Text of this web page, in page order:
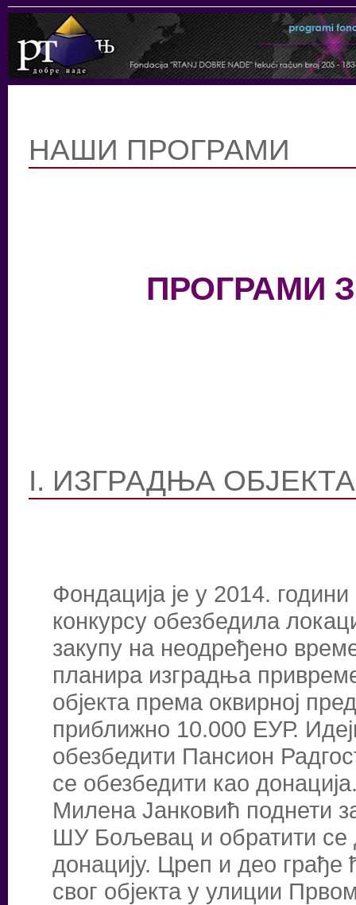
НАШИ ПРОГРАМИ
ПРОГРАМИ
I. ИЗГРАДЊА
Фондација је у 2014.
конкурсу обезбедила
закупу на неодређено
планира изградња
објекта према оквирној
приближно 10.000 ЕУР.
обезбедити Пансион
се обезбедити као
Милена Јанковић поднети
ШУ Бољевац и обратити се
донацију. Цреп и део
свог објекта у улиции